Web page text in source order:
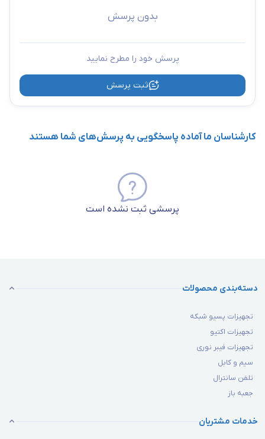
بدون پرسش
پرسش خود را مطرح نمایید
ثبت پرسش
کارشناسان ما آماده پاسخگویی به پرسش‌های شما هستند
پرسشی ثبت نشده است
دسته‌بندی محصولات
تجهیزات پسیو شبکه
تجهیزات اکتیو
تجهیزات فیبر نوری
سیم و کابل
تلفن سانترال
جعبه باز
خدمات مشتریان